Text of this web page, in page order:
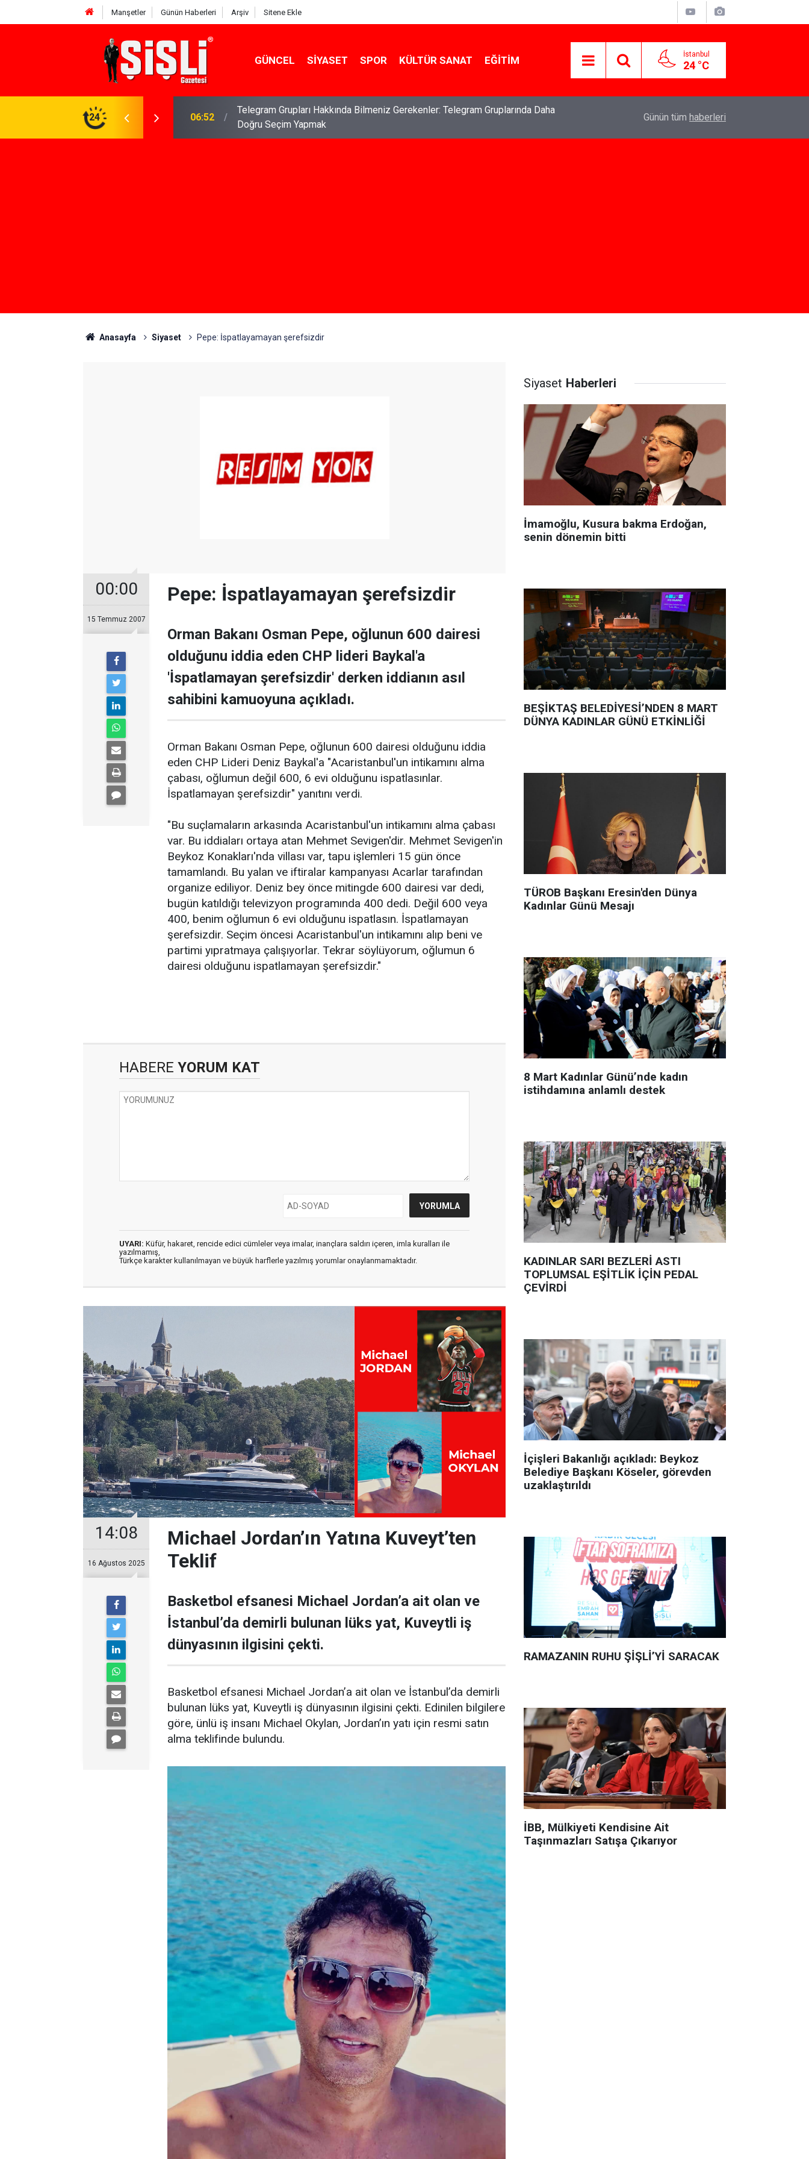
Manşetler Günün Haberleri Arşiv Sitene Ekle
GÜNCEL SIYASET SPOR KÜLTÜR SANAT EĞITIM İstanbul
24 °C
24
Gerekenler: Telegram Gruplarında Daha
04:43 İş Davaları: Haklarınızı Bilmek ve Koruma Altına Almak Özlem Drahyalı Kimdir, Nereli ve Kaç
Günün tüm haberleri
Anasayfa Siyaset Pepe: İspatlayamayan şerefsizdir
00:00
15 Temmuz 2007
Pepe: İspatlayamayan şerefsizdir
Orman Bakanı Osman Pepe, oğlunun 600 dairesi
olduğunu iddia eden CHP lideri Baykal'a
'İspatlamayan şerefsizdir' derken iddianın asıl
sahibini kamuoyuna açıkladı.
Orman Bakanı Osman Pepe, oğlunun 600 dairesi olduğunu iddia
eden CHP Lideri Deniz Baykal'a "Acaristanbul'un intikamını alma
çabası, oğlumun değil 600, 6 evi olduğunu ispatlasınlar.
İspatlamayan şerefsizdir" yanıtını verdi.
"Bu suçlamaların arkasında Acaristanbul'un intikamını alma çabası
var. Bu iddiaları ortaya atan Mehmet Sevigen'dir. Mehmet Sevigen'in
Beykoz Konakları'nda villası var, tapu işlemleri 15 gün önce
tamamlandı. Bu yalan ve iftiralar kampanyası Acarlar tarafından
organize ediliyor. Deniz bey önce mitingde 600 dairesi var dedi,
bugün katıldığı televizyon programında 400 dedi. Değil 600 veya
400, benim oğlumun 6 evi olduğunu ispatlasın. İspatlamayan
şerefsizdir. Seçim öncesi Acaristanbul'un intikamını alıp beni ve
partimi yıpratmaya çalışıyorlar. Tekrar söylüyorum, oğlumun 6
dairesi olduğunu ispatlamayan şerefsizdir."
HABERE YORUM KAT
UYARI: Küfür, hakaret, rencide edici cümleler veya imalar, inançlara saldırı içeren, imla kuralları ile
yazılmamış,
Türkçe karakter kullanılmayan ve büyük harflerle yazılmış yorumlar onaylanmamaktadır.
14:08
16 Ağustos 2025
Michael Jordan’ın Yatına Kuveyt’ten
Teklif
Basketbol efsanesi Michael Jordan’a ait olan ve
İstanbul’da demirli bulunan lüks yat, Kuveytli iş
dünyasının ilgisini çekti.
Basketbol efsanesi Michael Jordan’a ait olan ve İstanbul’da demirli
bulunan lüks yat, Kuveytli iş dünyasının ilgisini çekti. Edinilen bilgilere
göre, ünlü iş insanı Michael Okylan, Jordan’ın yatı için resmi satın
alma teklifinde bulundu.
Siyaset Haberleri
İmamoğlu, Kusura bakma Erdoğan,
senin dönemin bitti
BEŞİKTAŞ BELEDİYESİ’NDEN 8 MART
DÜNYA KADINLAR GÜNÜ ETKİNLİĞİ
TÜROB Başkanı Eresin'den Dünya
Kadınlar Günü Mesajı
8 Mart Kadınlar Günü’nde kadın
istihdamına anlamlı destek
KADINLAR SARI BEZLERİ ASTI
TOPLUMSAL EŞİTLİK İÇİN PEDAL
ÇEVİRDİ
İçişleri Bakanlığı açıkladı: Beykoz
Belediye Başkanı Köseler, görevden
uzaklaştırıldı
RAMAZANIN RUHU ŞİŞLİ’Yİ SARACAK
İBB, Mülkiyeti Kendisine Ait
Taşınmazları Satışa Çıkarıyor